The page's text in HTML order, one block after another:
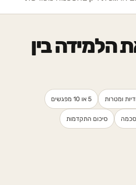
הלמידה בין
ומטרות 5 או 10 מפגשים
סיכום התקדמות